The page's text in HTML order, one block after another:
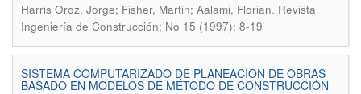
Harris Oroz, Jorge; Fisher, Martin; Aalami, Florian. Revista
Ingeniería de Construcción; No 15 (1997); 8-19
SISTEMA COMPUTARIZADO DE PLANEACION DE OBRAS
BASADO EN MODELOS DE MÉTODO DE CONSTRUCCIÓN